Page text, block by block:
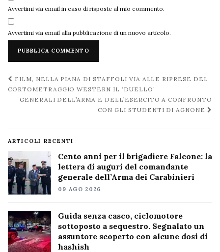
Avvertimi via email in caso di risposte al mio commento.
Avvertimi via email alla pubblicazione di un nuovo articolo.
Navigazione
post
FILM, NELLA PIANA DI STAFFOLI VIA ALLE RIPRESE DEL
CORTOMETRAGGIO WESTERN IL ‘DUELLO’
GENERALI DELL’ARMA E DELL’ESERCITO A CONFRONTO
CON GLI STUDENTI DI AGNONE
ARTICOLI RECENTI
Cento anni per il brigadiere Falcone: la
lettera di auguri del comandante
generale dell’Arma dei Carabinieri
09 AGO 2026
Guida senza casco, ciclomotore
sottoposto a sequestro. Segnalato un
assuntore scoperto con alcune dosi di
hashish